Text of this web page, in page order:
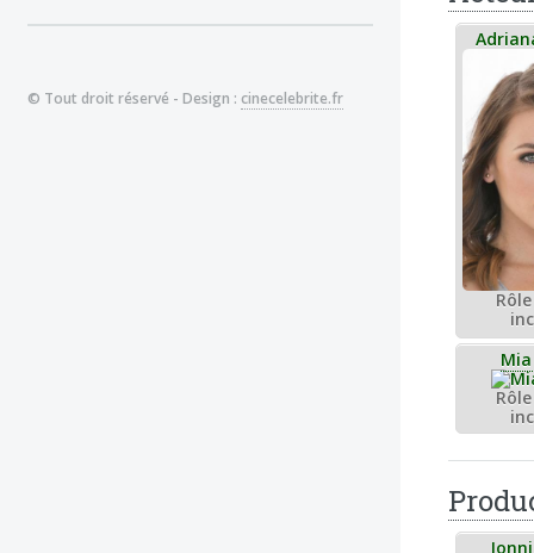
© Tout droit réservé - Design : cinecelebrite.fr